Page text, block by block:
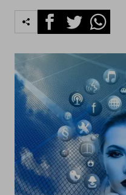
FacebookTwitterWhatsapp